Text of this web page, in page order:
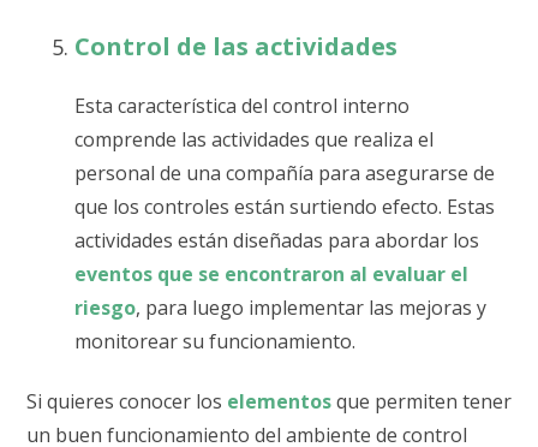
Control de las actividades
Esta característica del control interno
comprende las actividades que realiza el
personal de una compañía para asegurarse de
que los controles están surtiendo efecto. Estas
actividades están diseñadas para abordar los
eventos que se encontraron al evaluar el
riesgo, para luego implementar las mejoras y
monitorear su funcionamiento.
Si quieres conocer los elementosque permiten tener
un buen funcionamiento del ambiente de control